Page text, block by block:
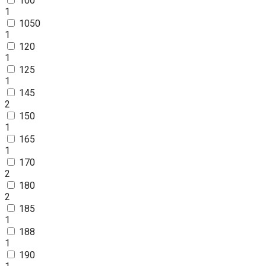
1
1050
1
120
1
125
1
145
2
150
1
165
1
170
2
180
2
185
1
188
1
190